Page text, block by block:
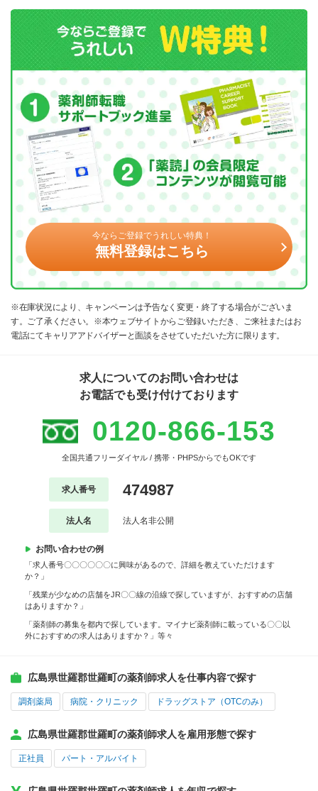
今ならご登録でうれしい特典！
無料登録はこちら
※在庫状況により、キャンペーンは予告なく変更・終了する場合がございま
す。ご了承ください。※本ウェブサイトからご登録いただき、ご来社またはお
電話にてキャリアアドバイザーと面談をさせていただいた方に限ります。
求人についてのお問い合わせは
お電話でも受け付けております
0120-866-153
全国共通フリーダイヤル / 携帯・PHPSからでもOKです
求人番号 474987
法人名 法人名非公開
お問い合わせの例
「求人番号〇〇〇〇〇〇に興味があるので、詳細を教えていただけます
か？」
「残業が少なめの店舗をJR〇〇線の沿線で探していますが、おすすめの店舗
はありますか？」
「薬剤師の募集を都内で探しています。マイナビ薬剤師に載っている〇〇以
外におすすめの求人はありますか？」等々
広島県世羅郡世羅町の薬剤師求人を仕事内容で探す
調剤薬局 病院・クリニック ドラッグストア（OTCのみ）
広島県世羅郡世羅町の薬剤師求人を雇用形態で探す
正社員 パート・アルバイト